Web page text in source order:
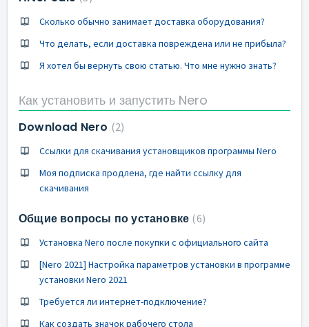
Сколько обычно занимает доставка оборудования?
Что делать, если доставка повреждена или не прибыла?
Я хотел бы вернуть свою статью. Что мне нужно знать?
Как установить и запустить Nero
Download Nero 2
Ссылки для скачивания установщиков программы Nero
Моя подписка продлена, где найти ссылку для
скачивания
Общие вопросы по установке 6
Установка Nero после покупки с официального сайта
[Nero 2021] Настройка параметров установки в программе
установки Nero 2021
Требуется ли интернет-подключение?
Как создать значок рабочего стола